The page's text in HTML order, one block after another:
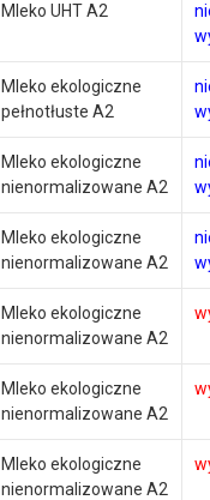
Mleko UHT A2
Mleko ekologiczne
pełnotłuste A2
Mleko ekologiczne
nienormalizowane A2
Mleko ekologiczne
nienormalizowane A2
Mleko ekologiczne
nienormalizowane A2
Mleko ekologiczne
nienormalizowane A2
Mleko ekologiczne
nienormalizowane A2